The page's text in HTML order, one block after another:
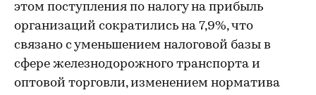
этом поступления по налогу на прибыль
организаций сократились на 7,9%, что
связано с уменьшением налоговой базы в
сфере железнодорожного транспорта и
оптовой торговли, изменением норматива